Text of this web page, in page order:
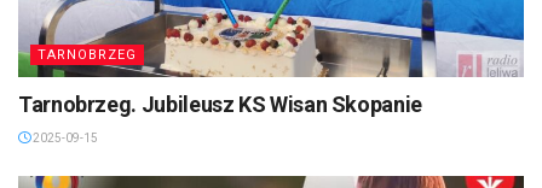
TARNOBRZEG
Tarnobrzeg. Jubileusz KS Wisan Skopanie
2025-09-15